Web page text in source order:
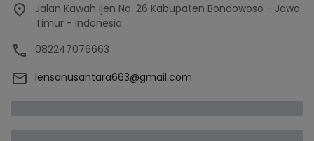
Jalan Kawah Ijen No. 26 Kabupaten Bondowoso - Jawa
Timur - Indonesia
082247076663
lensanusantara663@gmail.com